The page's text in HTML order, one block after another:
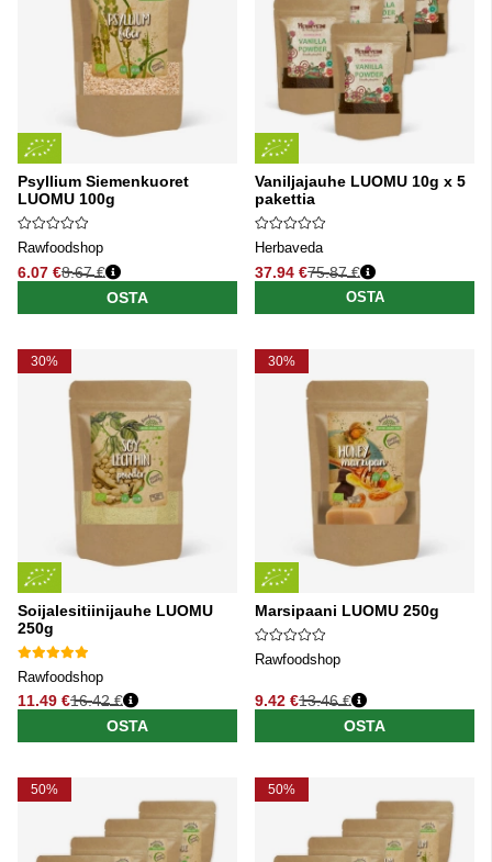
Psyllium Siemenkuoret
LUOMU 100g
Rawfoodshop
6.07 €
Normaali hinta
8.67 €
OSTA
Vaniljajauhe LUOMU 10g x 5
pakettia
Herbaveda
37.94 €
Normaali hinta
75.87 €
OSTA
30%
Soijalesitiinijauhe LUOMU
250g
Rawfoodshop
11.49 €
Normaali hinta
16.42 €
OSTA
30%
Marsipaani LUOMU 250g
Rawfoodshop
9.42 €
Normaali hinta
13.46 €
OSTA
50% 50%